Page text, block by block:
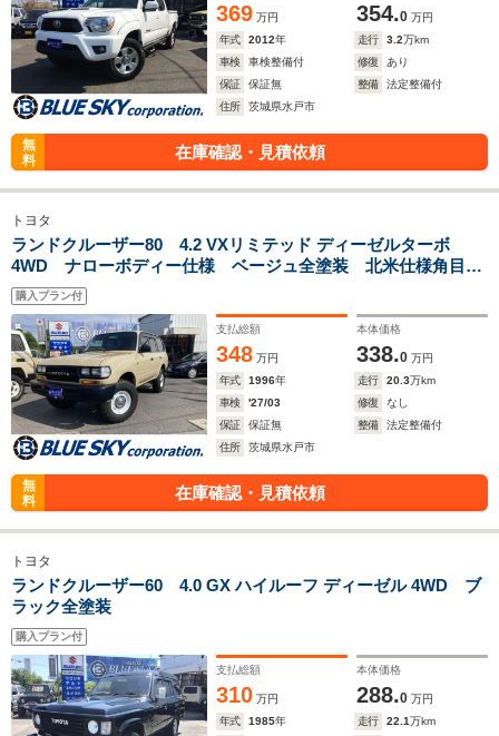
369 万円 354.0 万円
年式
2012年 走行 3.2万km
車検
車検整備付 修復
あり
保証
保証無 整備
法定整備付
住所
茨城県水戸市
無
料
在庫確認・見積依頼
トヨタ
ランドクルーザー80 4.2 VXリミテッド ディーゼルターボ
4WD ナローボディー仕様 ベージュ全塗装 北米仕様角目4
灯ライト
購入プラン付
支払総額
348 万円
本体価格
338.0 万円
年式
1996年 走行 20.3万km
車検
'27/03 修復
なし
保証
保証無 整備
法定整備付
住所
茨城県水戸市
無
料
在庫確認・見積依頼
トヨタ
ランドクルーザー60 4.0 GX ハイルーフ ディーゼル 4WD ブ
ラック全塗装
購入プラン付
支払総額
310 万円
本体価格
288.0 万円
年式
1985年 走行 22.1万km